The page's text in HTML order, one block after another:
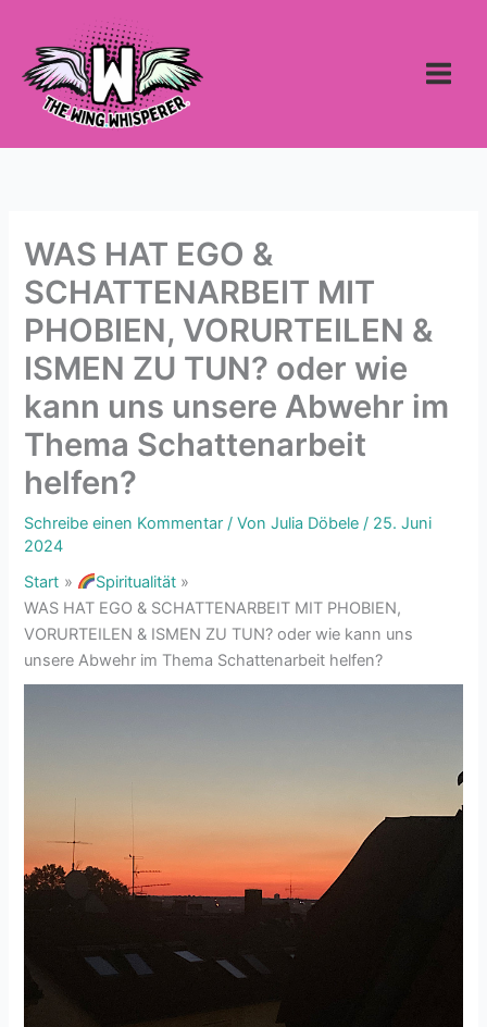
springen
WAS HAT EGO &
SCHATTENARBEIT MIT
PHOBIEN, VORURTEILEN &
ISMEN ZU TUN? oder wie
kann uns unsere Abwehr im
Thema Schattenarbeit
helfen?
Schreibe einen Kommentar / VonJulia Döbele/ 25. Juni
2024
Start
Spiritualität
WAS HAT EGO & SCHATTENARBEIT MIT PHOBIEN,
VORURTEILEN & ISMEN ZU TUN? oder wie kann uns
unsere Abwehr im Thema Schattenarbeit helfen?